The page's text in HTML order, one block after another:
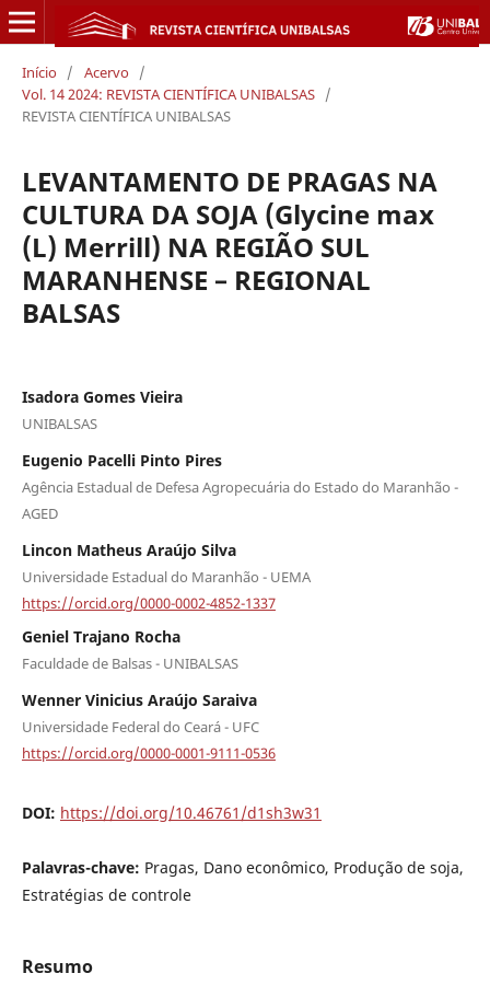
Início / Acervo /
Vol. 14 2024: REVISTA CIENTÍFICA UNIBALSAS /
REVISTA CIENTÍFICA UNIBALSAS
LEVANTAMENTO DE PRAGAS NA
CULTURA DA SOJA (Glycine max
(L) Merrill) NA REGIÃO SUL
MARANHENSE – REGIONAL
BALSAS
Isadora Gomes Vieira
UNIBALSAS
Eugenio Pacelli Pinto Pires
Agência Estadual de Defesa Agropecuária do Estado do Maranhão -
AGED
Lincon Matheus Araújo Silva
Universidade Estadual do Maranhão - UEMA
https://orcid.org/0000-0002-4852-1337
Geniel Trajano Rocha
Faculdade de Balsas - UNIBALSAS
Wenner Vinicius Araújo Saraiva
Universidade Federal do Ceará - UFC
https://orcid.org/0000-0001-9111-0536
DOI: https://doi.org/10.46761/d1sh3w31
Palavras-chave: Pragas, Dano econômico, Produção de soja,
Estratégias de controle
Resumo